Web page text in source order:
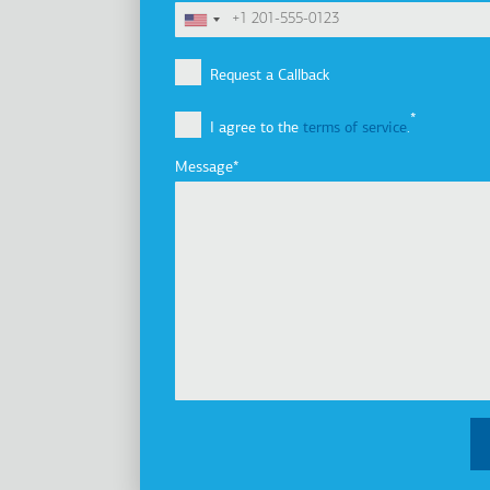
Request a Callback
I agree to the terms of service.
Message
Υποσέλιδο
Company
Company Profile
Group of Companies
Innovation
Sustainability